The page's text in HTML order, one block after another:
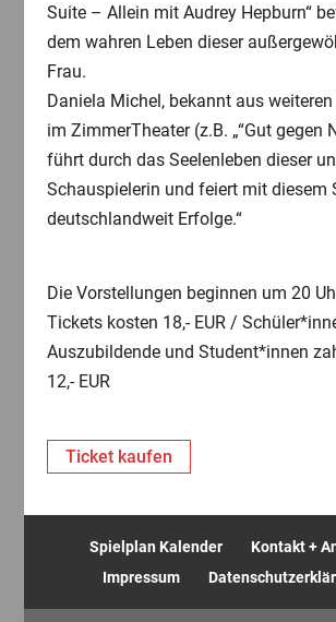
Suite – Allein mit Audrey Hepburn“
dem wahren Leben dieser
Frau.
Daniela Michel, bekannt aus
im ZimmerTheater (z.B. „“Gut gegen
führt durch das Seelenleben dieser
Schauspielerin und feiert mit diesem
deutschlandweit Erfolge.“
Die Vorstellungen beginnen um 20
Tickets kosten 18,- EUR /
Auszubildende und Student*innen
12,- EUR
Ticket kaufen
Spielplan Kalender
Kontakt +
Impressum